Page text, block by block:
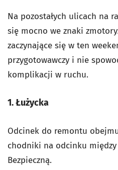
Na pozostałych ulicach na
się mocno we znaki
zaczynające się w ten
przygotowawczy i nie
komplikacji w ruchu.
1. Łużycka
Odcinek do remontu
chodniki na odcinku
Bezpieczną.